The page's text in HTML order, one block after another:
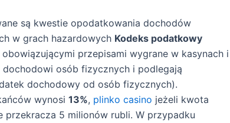
są kwestie opodatkowania dochodów
w grach hazardowych Kodeks podatkowy
przepisami wygrane w kasynach i
osób fizycznych i podlegają
dochodowy od osób fizycznych).
wynosi 13%, plinko casino jeżeli kwota
przekracza 5 milionów rubli. W przypadku